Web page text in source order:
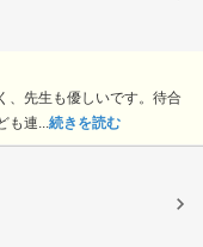
、先生も優しいです。待合
連... 続きを読む